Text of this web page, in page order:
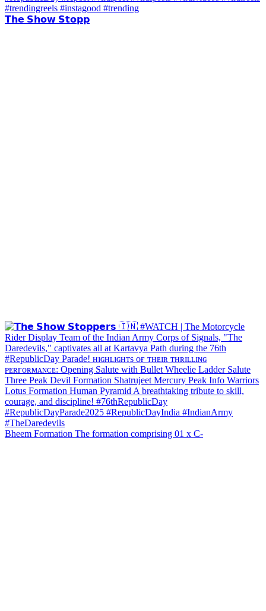
𝗧𝗵𝗲 𝗦𝗵𝗼𝘄 𝗦𝘁𝗼𝗽𝗽
Bheem Formation The formation comprising 01 x C-